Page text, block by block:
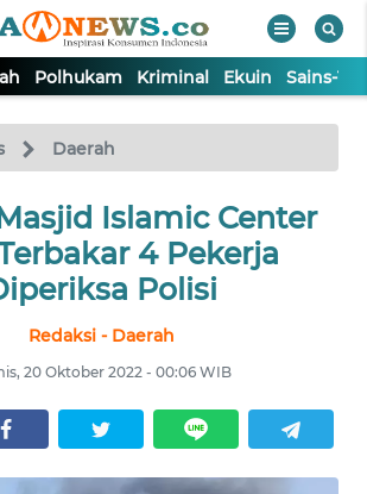
Polhukam Kriminal Ekuin Sains-
Daerah
Islamic Center
4 Pekerja
Polisi
Redaksi - Daerah
20 Oktober 2022 - 00:06 WIB